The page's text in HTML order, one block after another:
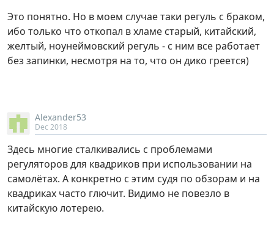
Это понятно. Но в моем случае таки регуль с браком,
ибо только что откопал в хламе старый, китайский,
желтый, ноунеймовский регуль - с ним все работает
без запинки, несмотря на то, что он дико греется)
Alexander53
Dec 2018
Здесь многие сталкивались с проблемами
регуляторов для квадриков при использовании на
самолётах. А конкретно с этим судя по обзорам и на
квадриках часто глючит. Видимо не повезло в
китайскую лотерею.